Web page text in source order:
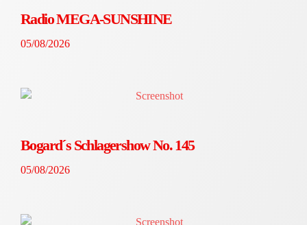
Radio MEGA-SUNSHINE
05/08/2026
Bogard´s Schlagershow No. 145
05/08/2026